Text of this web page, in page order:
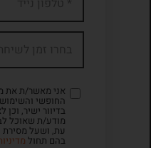
אני מאשר/ת את
החופשי
בדיוור ישיר,
מודע/ת שאוכל
עת, ושעל
בהם תחול